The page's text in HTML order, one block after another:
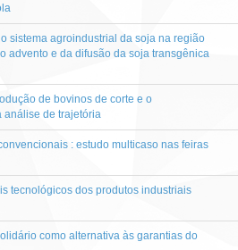
sistema agroindustrial da soja na região
advento e da difusão da soja transgênica
de bovinos de corte e o
análise de trajetória
: estudo multicaso nas feiras
tecnológicos dos produtos industriais
como alternativa às garantias do